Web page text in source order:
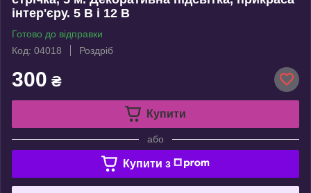
інтер'єру. 5 В і 12 В
Готово до відправки
Код: 04018
Роздріб
300 ₴
Купити
або
Купити з